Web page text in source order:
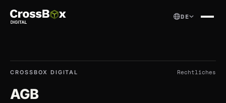
DE
CROSSBOX DIGITAL Rechtliches
AGB